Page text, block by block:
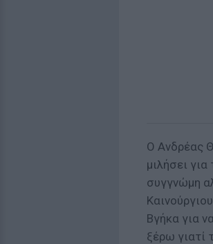
Ο Ανδρέας
μιλήσει
συγγνώμη
Βγήκα για
ξέρω γιατί